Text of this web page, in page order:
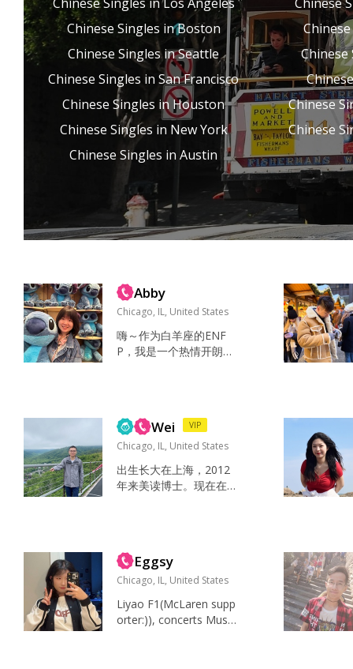
里尼，英国伦敦等...
Chinese Singles in Boston
Chinese Singles in Seattle
Chinese Singles in San Francisco
Chinese Singles in Houston
Chinese Singles in New York
Chinese Singles in Austin
Chinese
Chinese
Chinese
Abby
Chicago, IL, United States
嗨～作为白羊座的ENF
P，我是一个热情开朗的
计师，喜欢发现生活里
的小美好。喜欢旅行、
拍照、散步、运动，最
近还解锁了跳舞和晨跑
新技能。看到好看的风
景会忍不住停下来拍
别心软、非常有同理
心，也挺有趣的。...
Wei VIP
Chicago, IL, United States
出生长大在上海，2012
年来美读博士。现在在
剧，或者打篮球和网
球。性格是entp。...
Eggsy
Chicago, IL, United States
Liyao F1(McLaren supp
orter:)), concerts Musi